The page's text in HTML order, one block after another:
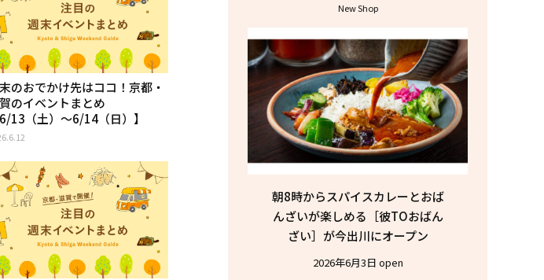
のおでかけ先はココ！京都・
のイベントまとめ
6/13（土）〜6/14（日）】
New Shop
朝8時からスパイスカレーとおば
んざいが楽しめる［彼TOおばん
ざい］が今出川にオープン
2026年6月3日 open